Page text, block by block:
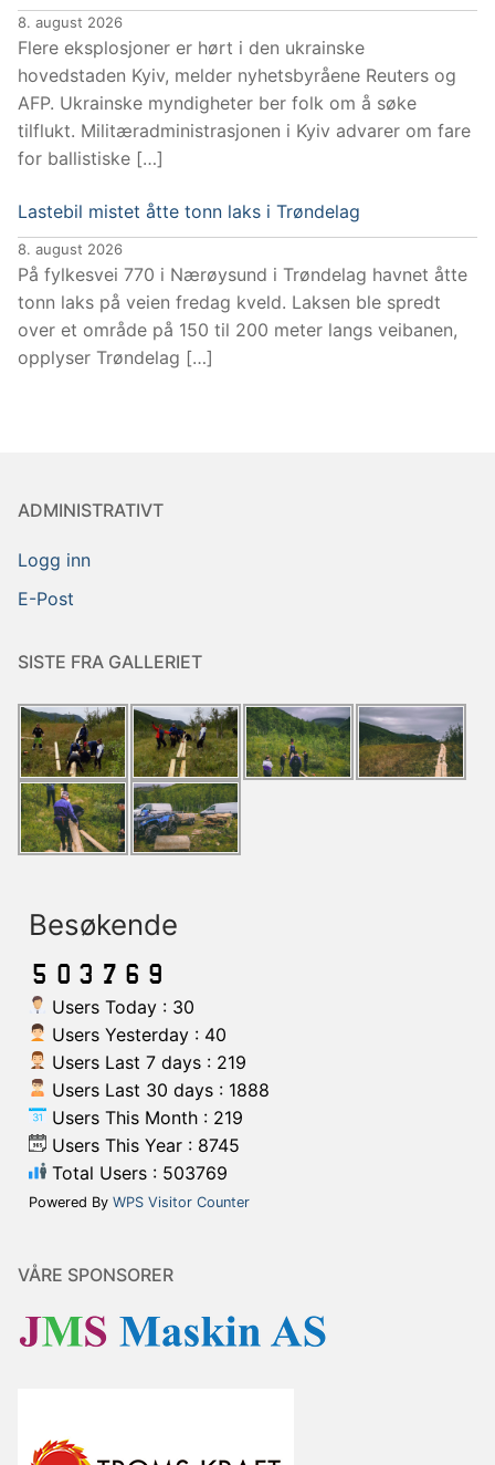
8. august 2026
Flere eksplosjoner er hørt i den ukrainske
hovedstaden Kyiv, melder nyhetsbyråene Reuters og
AFP. Ukrainske myndigheter ber folk om å søke
tilflukt. Militæradministrasjonen i Kyiv advarer om fare
for ballistiske […]
Lastebil mistet åtte tonn laks i Trøndelag
8. august 2026
På fylkesvei 770 i Nærøysund i Trøndelag havnet åtte
tonn laks på veien fredag kveld. Laksen ble spredt
over et område på 150 til 200 meter langs veibanen,
opplyser Trøndelag […]
ADMINISTRATIVT
Logg inn
E-Post
SISTE FRA GALLERIET
Besøkende
Users Today : 30
Users Yesterday : 40
Users Last 7 days : 219
Users Last 30 days : 1888
Users This Month : 219
Users This Year : 8745
Total Users : 503769
Powered By WPS Visitor Counter
VÅRE SPONSORER